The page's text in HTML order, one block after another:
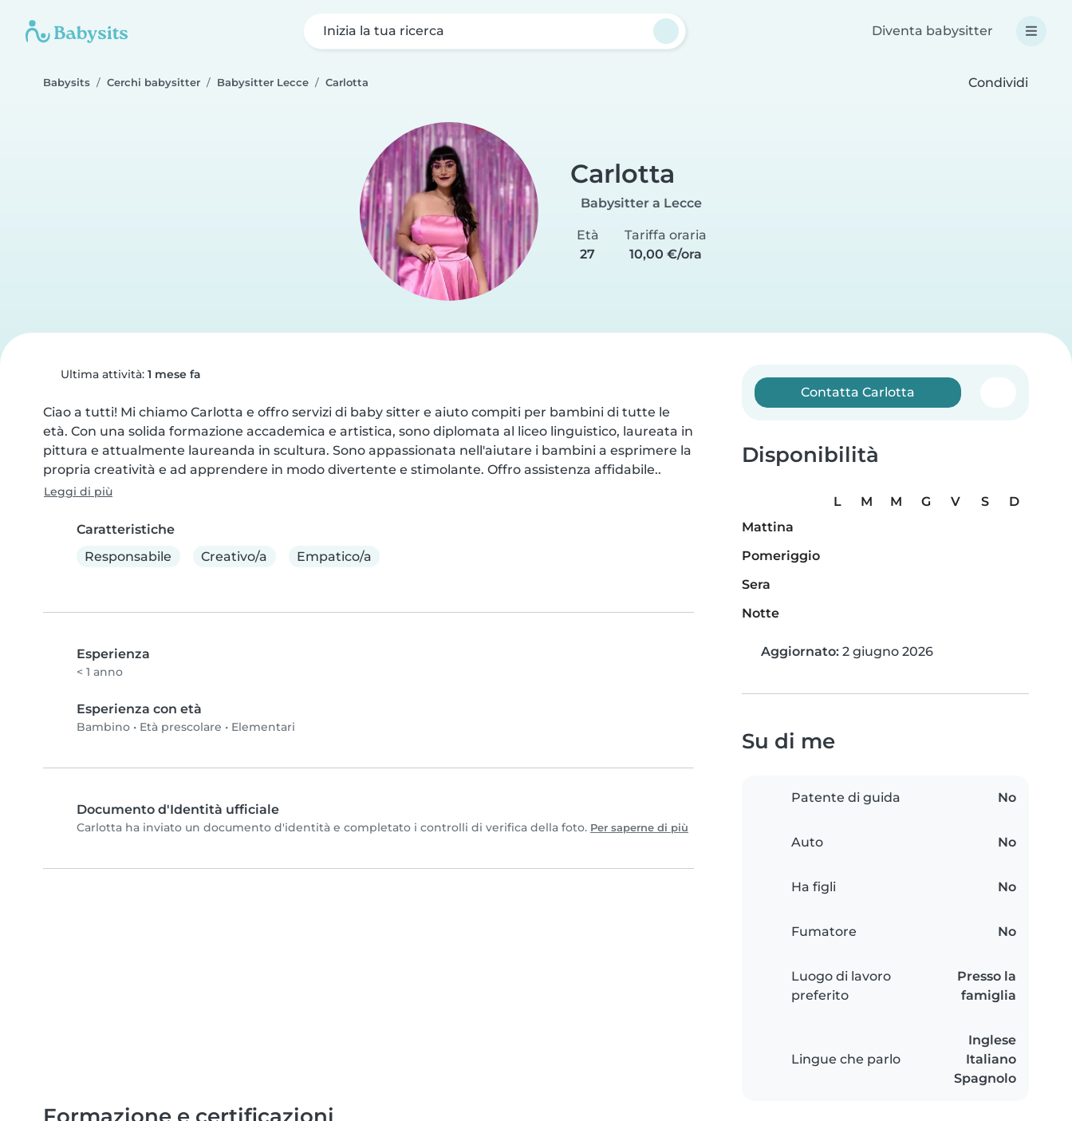
Inizia la tua ricerca Diventa babysitter
Babysits Cerchi babysitter Babysitter Lecce Carlotta Condividi
Carlotta
Babysitter a Lecce
Età
27
Tariffa oraria
10,00 €/ora
Ultima attività: 1 mese fa
Ciao a tutti! Mi chiamo Carlotta e offro servizi di baby sitter e aiuto compiti per bambini di tutte le
età. Con una solida formazione accademica e artistica, sono diplomata al liceo linguistico, laureata in
pittura e attualmente laureanda in scultura. Sono appassionata nell'aiutare i bambini a esprimere la
propria creatività e ad apprendere in modo divertente e stimolante. Offro assistenza affidabile..
Leggi di più
Caratteristiche
Responsabile
Creativo/a Empatico/a
Esperienza
< 1 anno
Esperienza con età
Bambino • Età prescolare • Elementari
Documento d'Identità ufficiale
Carlotta ha inviato un documento d'identità e completato i controlli di verifica della foto. Per saperne di più
Contatta Carlotta
Disponibilità
L M M G V S
D
Mattina
Pomeriggio
Sera
Notte
Aggiornato: 2 giugno 2026
Su di me
Patente di guida No
Auto No
Ha figli No
Fumatore No
Luogo di lavoro
preferito
Presso la
famiglia
Lingue che parlo
Inglese
Italiano
Spagnolo